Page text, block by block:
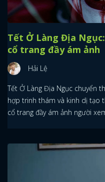
Tết Ở Làng Địa
cổ trang đầy ám ảnh
Hải Lệ
Tết Ở Làng Địa Ngục chuyển
hợp trinh thám và kinh dị tạo
cổ trang đầy ám ảnh người